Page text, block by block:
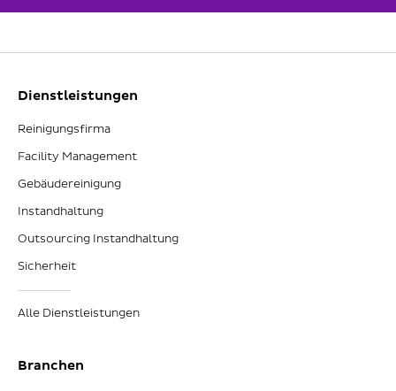
Dienstleistungen
Reinigungsfirma
Facility Management
Gebäudereinigung
Instandhaltung
Outsourcing Instandhaltung
Sicherheit
Alle Dienstleistungen
Branchen